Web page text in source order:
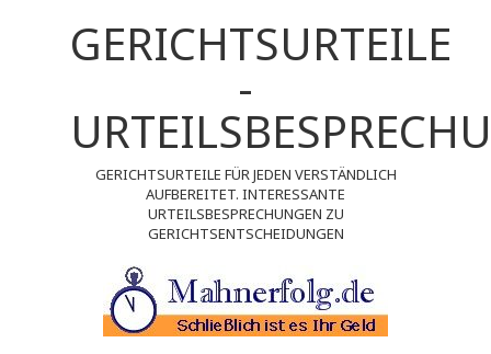
GERICHTSURTEILE
-
GERICHTSURTEILE FÜR JEDEN VERSTÄNDLICH
AUFBEREITET. INTERESSANTE
URTEILSBESPRECHUNGEN ZU
GERICHTSENTSCHEIDUNGEN